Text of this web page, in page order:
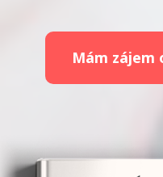
Mám zájem